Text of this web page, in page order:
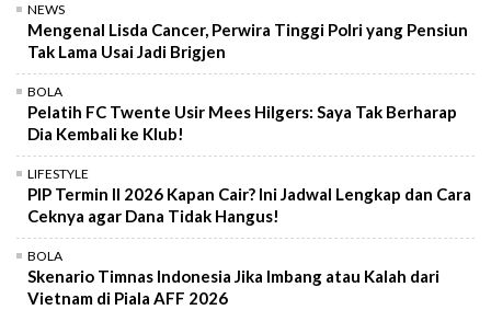
NEWS
Mengenal Lisda Cancer, Perwira Tinggi Polri yang Pensiun
Tak Lama Usai Jadi Brigjen
BOLA
Pelatih FC Twente Usir Mees Hilgers: Saya Tak Berharap
Dia Kembali ke Klub!
LIFESTYLE
PIP Termin II 2026 Kapan Cair? Ini Jadwal Lengkap dan Cara
Ceknya agar Dana Tidak Hangus!
BOLA
Skenario Timnas Indonesia Jika Imbang atau Kalah dari
Vietnam di Piala AFF 2026